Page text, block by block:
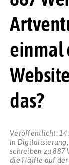
einmal
das?
Veröffentlicht:
In Digitalisierung,
schreiben zu 887
die Hälfte auf der